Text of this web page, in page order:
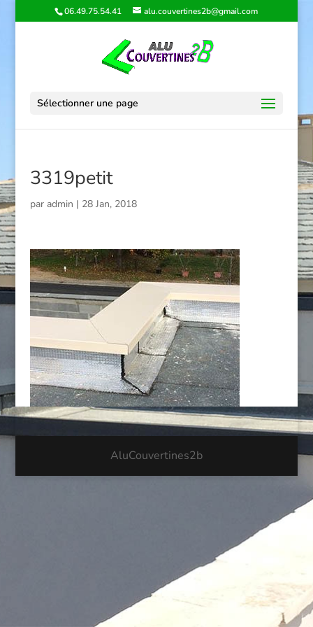
06.49.75.54.41 alu.couvertines2b@gmail.com
Sélectionner une page
3319petit
par admin | 28 Jan, 2018
AluCouvertines2b